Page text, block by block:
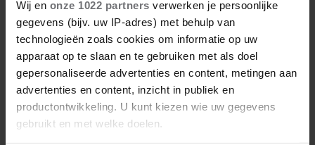
Wij en onze 1022 partners verwerken je persoonlijke
gegevens (bijv. uw IP-adres) met behulp van
technologieën zoals cookies om informatie op uw
apparaat op te slaan en te gebruiken met als doel
gepersonaliseerde advertenties en content, metingen aan
advertenties en content, inzicht in publiek en
productontwikkeling. U kunt kiezen wie uw gegevens
gebruikt en met welke doelen.
27 april 2026